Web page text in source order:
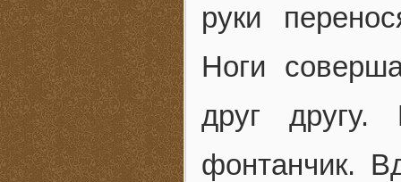
руки
Ноги
друг
фонтанчик.